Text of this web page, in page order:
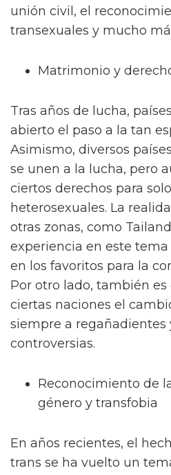
unión civil, el
transexuales y mucho
Matrimonio y
Tras años de lucha,
abierto el paso a la tan
Asimismo, diversos
se unen a la lucha, pero
ciertos derechos para
heterosexuales. La
otras zonas, como
experiencia en este
en los favoritos para la
Por otro lado, también es
ciertas naciones el
siempre a
controversias.
Reconocimiento de
género y transfobia
En años recientes, el
trans se ha vuelto un